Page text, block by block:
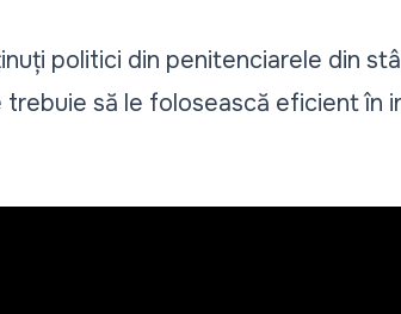
politici din penitenciarele din
trebuie să le folosească eficient în